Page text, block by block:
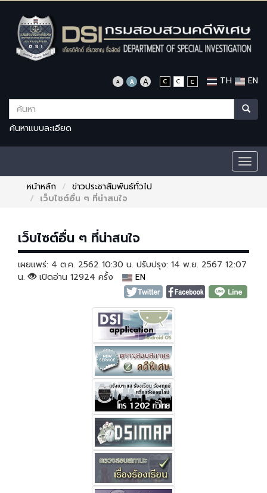
TH EN
ค้นหาแบบละเอียด
หน้าหลัก
ข่าวประชาสัมพันธ์ทั่วไป
เว็บไซต์อื่น ๆ ที่น่าสนใจ
เว็บไซต์อื่น ๆ ที่น่าสนใจ
เผยแพร่: 4 ต.ค. 2562 10:30 น. ปรับปรุง: 14 พ.ย. 2567 12:07
น.
เปิดอ่าน 12924 ครั้ง EN